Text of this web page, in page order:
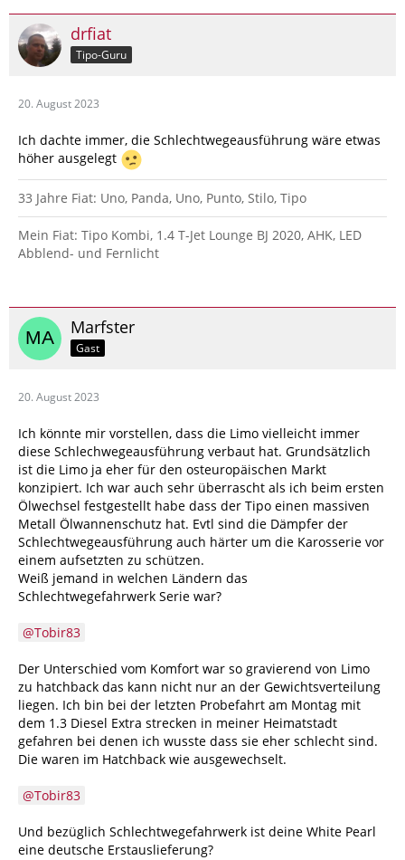
drfiat
Tipo-Guru
20. August 2023
Ich dachte immer, die Schlechtwegeausführung wäre etwas
höher ausgelegt
33 Jahre Fiat: Uno, Panda, Uno, Punto, Stilo, Tipo
Mein Fiat: Tipo Kombi, 1.4 T-Jet Lounge BJ 2020, AHK, LED
Abblend- und Fernlicht
Marfster
Gast
20. August 2023
Ich könnte mir vorstellen, dass die Limo vielleicht immer
diese Schlechwegeausführung verbaut hat. Grundsätzlich
ist die Limo ja eher für den osteuropäischen Markt
konzipiert. Ich war auch sehr überrascht als ich beim ersten
Ölwechsel festgestellt habe dass der Tipo einen massiven
Metall Ölwannenschutz hat. Evtl sind die Dämpfer der
Schlechtwegeausführung auch härter um die Karosserie vor
einem aufsetzten zu schützen.
Weiß jemand in welchen Ländern das
Schlechtwegefahrwerk Serie war?
Tobir83
Der Unterschied vom Komfort war so gravierend von Limo
zu hatchback das kann nicht nur an der Gewichtsverteilung
liegen. Ich bin bei der letzten Probefahrt am Montag mit
dem 1.3 Diesel Extra strecken in meiner Heimatstadt
gefahren bei denen ich wusste dass sie eher schlecht sind.
Die waren im Hatchback wie ausgewechselt.
Tobir83
Und bezüglich Schlechtwegefahrwerk ist deine White Pearl
eine deutsche Erstauslieferung?